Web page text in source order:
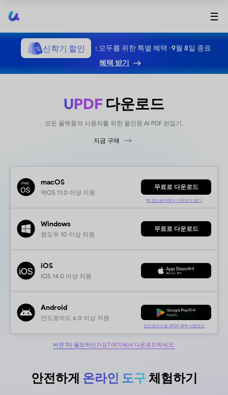
신학기 할인
: 모두를 위한 특별 혜택 · 9월 8일 종료
혜택 받기
UPDF다
모든 플랫폼의 사용자를 위한 올
지금 구매
맥OS 11.0 이상 지원
Windows